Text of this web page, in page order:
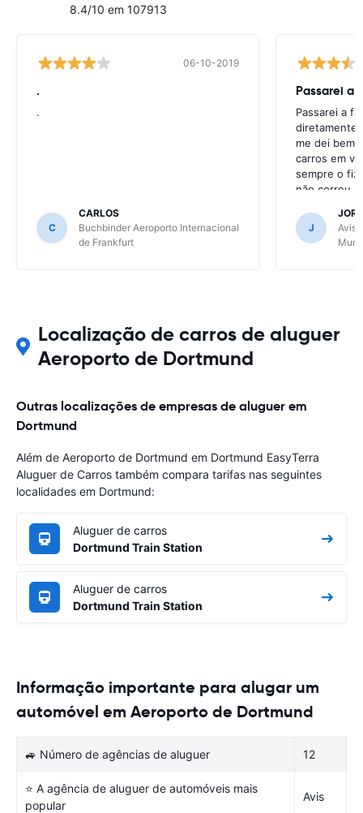
8.4/10 em 107913
06-10-2019
.
.
C
CARLOS
Buchbinder Aeroporto Internacional
de Frankfurt
Passarei a
Passarei a
diretamente
me dei bem
carros em
sempre o fiz
não correu
J
Avis
Localização de carros de aluguer
Aeroporto de Dortmund
Outras localizações de empresas de aluguer em
Dortmund
Além de Aeroporto de Dortmund em Dortmund EasyTerra
Aluguer de Carros também compara tarifas nas seguintes
localidades em Dortmund:
Aluguer de carros
Dortmund Train Station
Aluguer de carros
Dortmund Train Station
Informação importante para alugar um
automóvel em Aeroporto de Dortmund
🚙 Número de agências de aluguer 12
⭐ A agência de aluguer de automóveis mais
popular
Avis